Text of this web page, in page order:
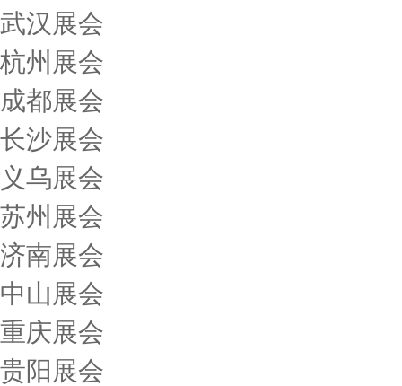
武汉展会
杭州展会
成都展会
长沙展会
义乌展会
苏州展会
济南展会
中山展会
重庆展会
贵阳展会